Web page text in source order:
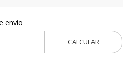
envío
CALCULAR